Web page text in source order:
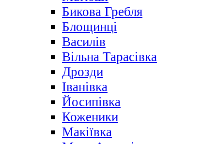
Бикова Гребля
Блощинці
Василів
Вільна Тарасівка
Дрозди
Іванівка
Йосипівка
Коженики
Макіївка